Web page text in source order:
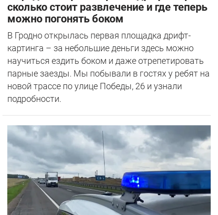
сколько стоит развлечение и где теперь
можно погонять боком
В Гродно открылась первая площадка дрифт-
картинга – за небольшие деньги здесь можно
научиться ездить боком и даже отрепетировать
парные заезды. Мы побывали в гостях у ребят на
новой трассе по улице Победы, 26 и узнали
подробности.